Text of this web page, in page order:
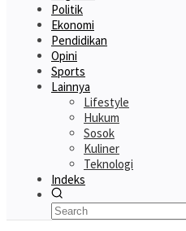
Politik
Ekonomi
Pendidikan
Opini
Sports
Lainnya
Lifestyle
Hukum
Sosok
Kuliner
Teknologi
Indeks